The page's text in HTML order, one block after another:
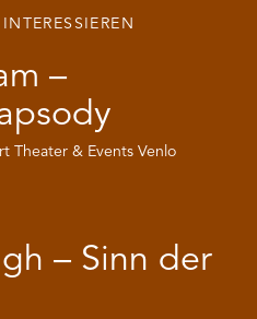
–
Theater & Events Venlo
– Sinn der